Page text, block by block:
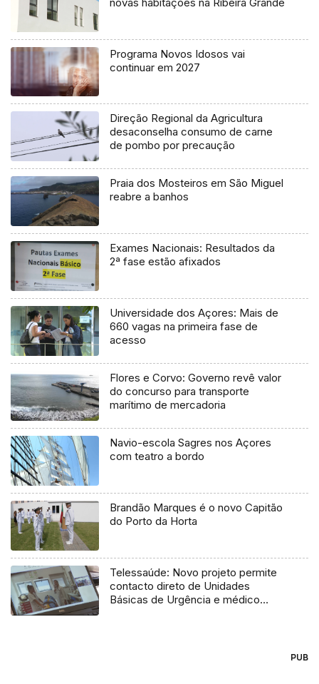
Programa Novos Idosos vai
continuar em 2027
Direção Regional da Agricultura
desaconselha consumo de carne
de pombo por precaução
Praia dos Mosteiros em São Miguel
reabre a banhos
Exames Nacionais: Resultados da
2ª fase estão afixados
Universidade dos Açores: Mais de
660 vagas na primeira fase de
acesso
Flores e Corvo: Governo revê valor
do concurso para transporte
marítimo de mercadoria
Navio-escola Sagres nos Açores
com teatro a bordo
Brandão Marques é o novo Capitão
do Porto da Horta
Telessaúde: Novo projeto permite
contacto direto de Unidades
Básicas de Urgência e médico
PUB